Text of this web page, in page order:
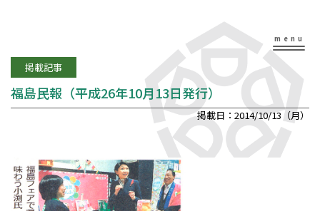
掲載記事
福島民報（平成26年10月13日発行）
掲載日：2014/10/13（月）